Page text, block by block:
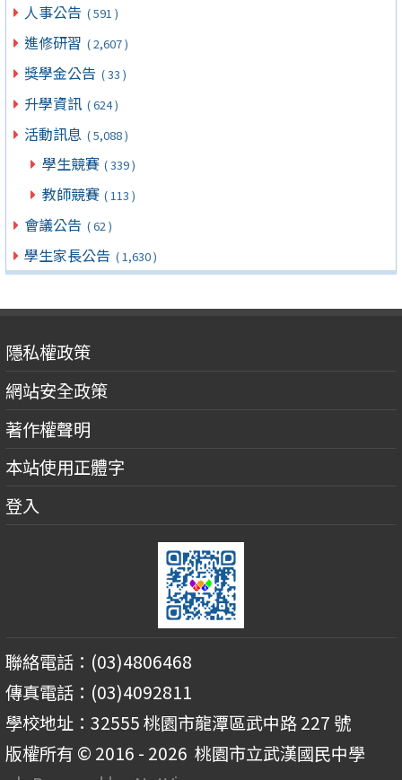
人事公告 ( 591 )
進修研習 ( 2,607 )
獎學金公告 ( 33 )
升學資訊 ( 624 )
活動訊息 ( 5,088 )
學生競賽 ( 339 )
教師競賽 ( 113 )
會議公告 ( 62 )
學生家長公告 ( 1,630 )
隱私權政策
網站安全政策
著作權聲明
本站使用正體字
登入
聯絡電話：(03)4806468
傳真電話：(03)4092811
學校地址：32555 桃園市龍潭區武中路 227 號
版權所有 © 2016 - 2026 桃園市立武漢國民中學